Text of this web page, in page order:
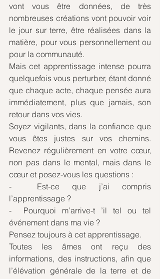
vont vous être données, de très
nombreuses créations vont pouvoir voir
le jour sur terre, être réalisées dans la
matière, pour vous personnellement ou
pour la communauté.
Mais cet apprentissage intense pourra
quelquefois vous perturber, étant donné
que chaque acte, chaque pensée aura
immédiatement, plus que jamais, son
retour dans vos vies.
Soyez vigilants, dans la confiance que
vous êtes justes sur vos chemins.
Revenez régulièrement en votre cœur,
non pas dans le mental, mais dans le
cœur et posez-vous les questions :
-  Est-ce que j’ai compris
l’apprentissage ?
-  Pourquoi m’arrive-t ’il tel ou tel
événement dans ma vie ?
Pensez toujours à cet apprentissage.
Toutes les âmes ont reçu des
informations, des instructions, afin que
l’élévation générale de la terre et de